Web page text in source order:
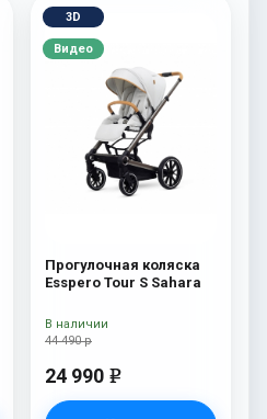
3D
Видео
Прогулочная коляска
Esspero Tour S Sahara
44 490 р
24 990 e
В наличии